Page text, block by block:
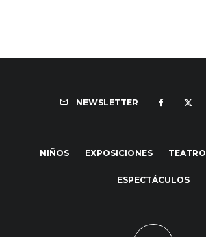
NEWSLETTER
NIÑOS EXPOSICIONES TEATRO
ESPECTÁCULOS